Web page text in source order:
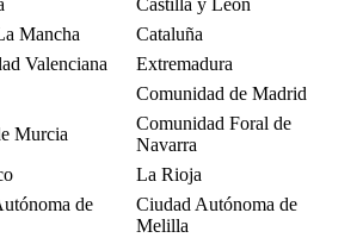
Castilla y León
Mancha
Cataluña
Valenciana
Extremadura
Comunidad de Madrid
Murcia
Comunidad Foral de
Navarra
La Rioja
de
Ciudad Autónoma de
Melilla